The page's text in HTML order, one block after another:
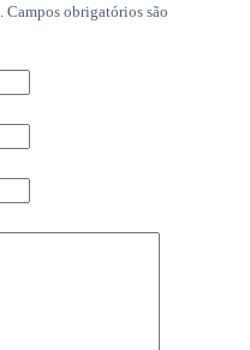
Campos obrigatórios são